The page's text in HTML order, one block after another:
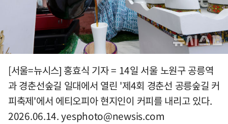
[서울=뉴시스] 홍효식 기자 = 14일 서울 노원구 공릉역
과 경춘선숲길 일대에서 열린 '제4회 경춘선 공릉숲길 커
피축제'에서 에티오피아 현지인이 커피를 내리고 있다.
2026.06.14.yesphoto@newsis.com